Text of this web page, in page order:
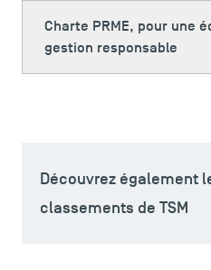
ACCÈS DIRECTS
Brochures
Logos et identité graphique
Charte PRME, pour une
gestion responsable
Découvrez également
classements de TSM